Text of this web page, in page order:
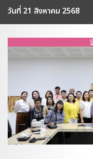
วันที่ 21 สิงหาคม 2568